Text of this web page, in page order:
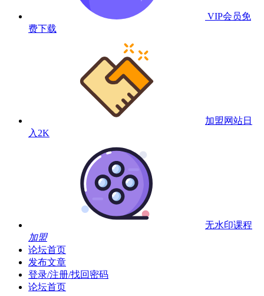
VIP会员免
费下载
加盟网站日
入2K
无水印课程
加盟
论坛首页
发布文章
登录/注册/找回密码
论坛首页